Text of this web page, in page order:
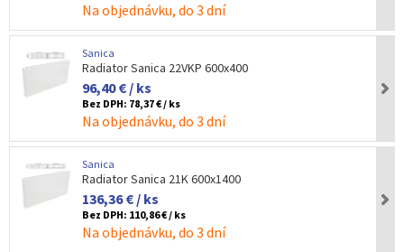
Na objednávku, do 3 dní
Sanica
Radiator Sanica 22VKP 600x400
96,40 € / ks
Bez DPH: 78,37 € / ks
Na objednávku, do 3 dní
Sanica
Radiator Sanica 21K 600x1400
136,36 € / ks
Bez DPH: 110,86 € / ks
Na objednávku, do 3 dní